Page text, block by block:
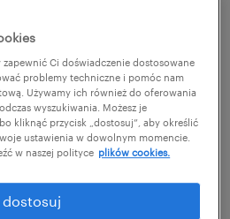
nowe wyzwania w
stabilną pozycję
rozwojem? W tej roli
za kluczowe
operacyjne
Ci doświadczenie dostosowane
problemy techniczne i pomóc nam
Używamy ich również do oferowania
wyszukiwania. Możesz je
kliknąć przycisk „dostosuj”, aby określić
ustawienia w dowolnym momencie.
w naszej polityce plików cookies.
dostosuj